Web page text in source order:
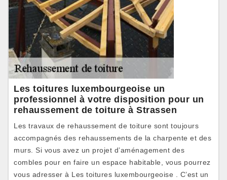
Les toitures luxembourgeoise un
professionnel à votre disposition pour un
rehaussement de toiture à Strassen
Les travaux de rehaussement de toiture sont toujours
accompagnés des rehaussements de la charpente et des
murs. Si vous avez un projet d’aménagement des
combles pour en faire un espace habitable, vous pourrez
vous adresser à Les toitures luxembourgeoise . C’est un